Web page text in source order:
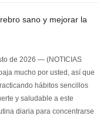
sano y mejorar la
de 2026 — (NOTICIAS
mucho por usted, así que
hábitos sencillos
y saludable a este
diaria para concentrarse